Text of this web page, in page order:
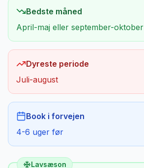
Bedste måned
April-maj eller september-oktober
Dyreste periode
Juli-august
Book i forvejen
4-6 uger før
Lavsæson